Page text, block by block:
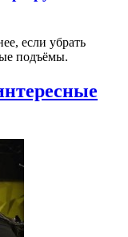
если убрать
подъёмы.